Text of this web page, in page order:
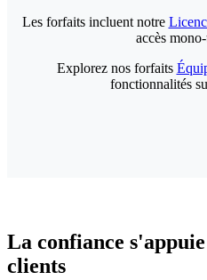
Les forfaits incluent notre
accès
Explorez nos forfaits
fonctionnalités
La confiance
clients